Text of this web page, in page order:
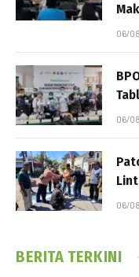
06/
06/
06/
BERITA TERKINI